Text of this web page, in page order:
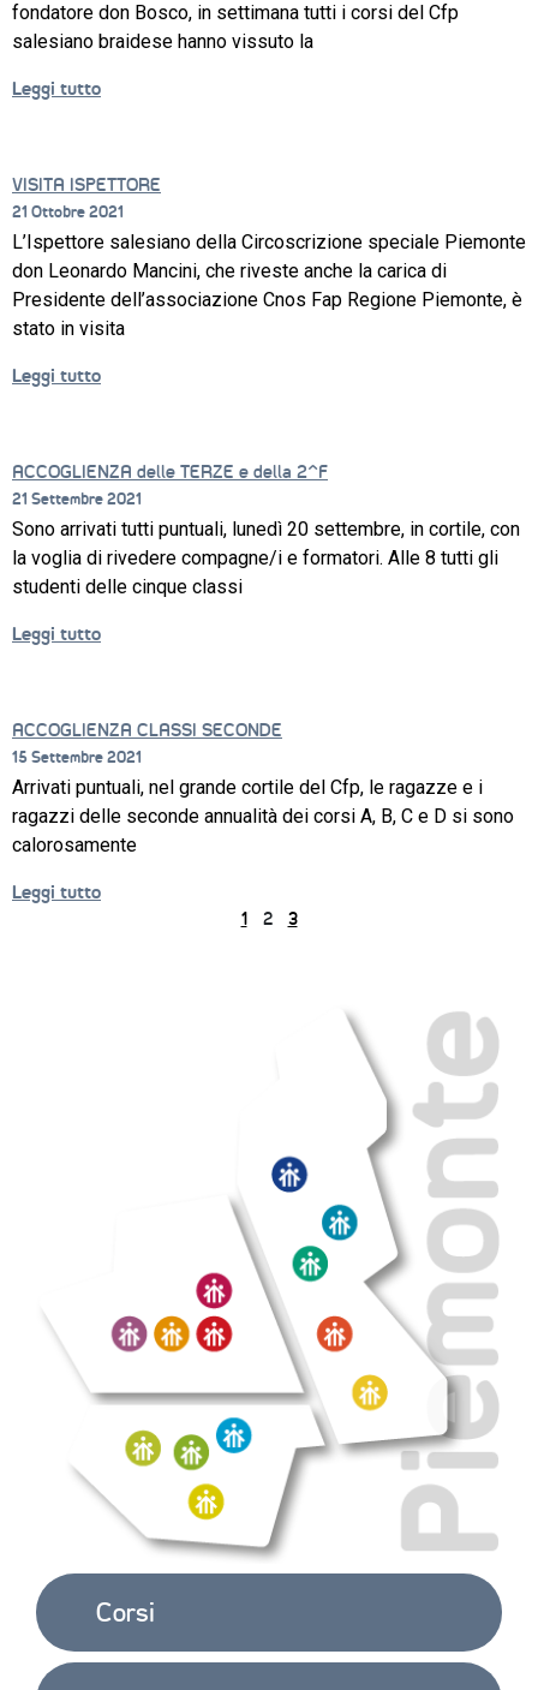
fondatore don Bosco, in settimana tutti i corsi del Cfp
salesiano braidese hanno vissuto la
Leggi tutto
VISITA ISPETTORE
21 Ottobre 2021
L’Ispettore salesiano della Circoscrizione speciale Piemonte
don Leonardo Mancini, che riveste anche la carica di
Presidente dell’associazione Cnos Fap Regione Piemonte, è
stato in visita
Leggi tutto
ACCOGLIENZA delle TERZE e della 2^F
21 Settembre 2021
Sono arrivati tutti puntuali, lunedì 20 settembre, in cortile, con
la voglia di rivedere compagne/i e formatori. Alle 8 tutti gli
studenti delle cinque classi
Leggi tutto
ACCOGLIENZA CLASSI SECONDE
15 Settembre 2021
Arrivati puntuali, nel grande cortile del Cfp, le ragazze e i
ragazzi delle seconde annualità dei corsi A, B, C e D si sono
calorosamente
Leggi tutto
1 2 3
Corsi